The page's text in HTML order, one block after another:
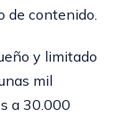
de contenido.
y limitado
mil
a 30.000